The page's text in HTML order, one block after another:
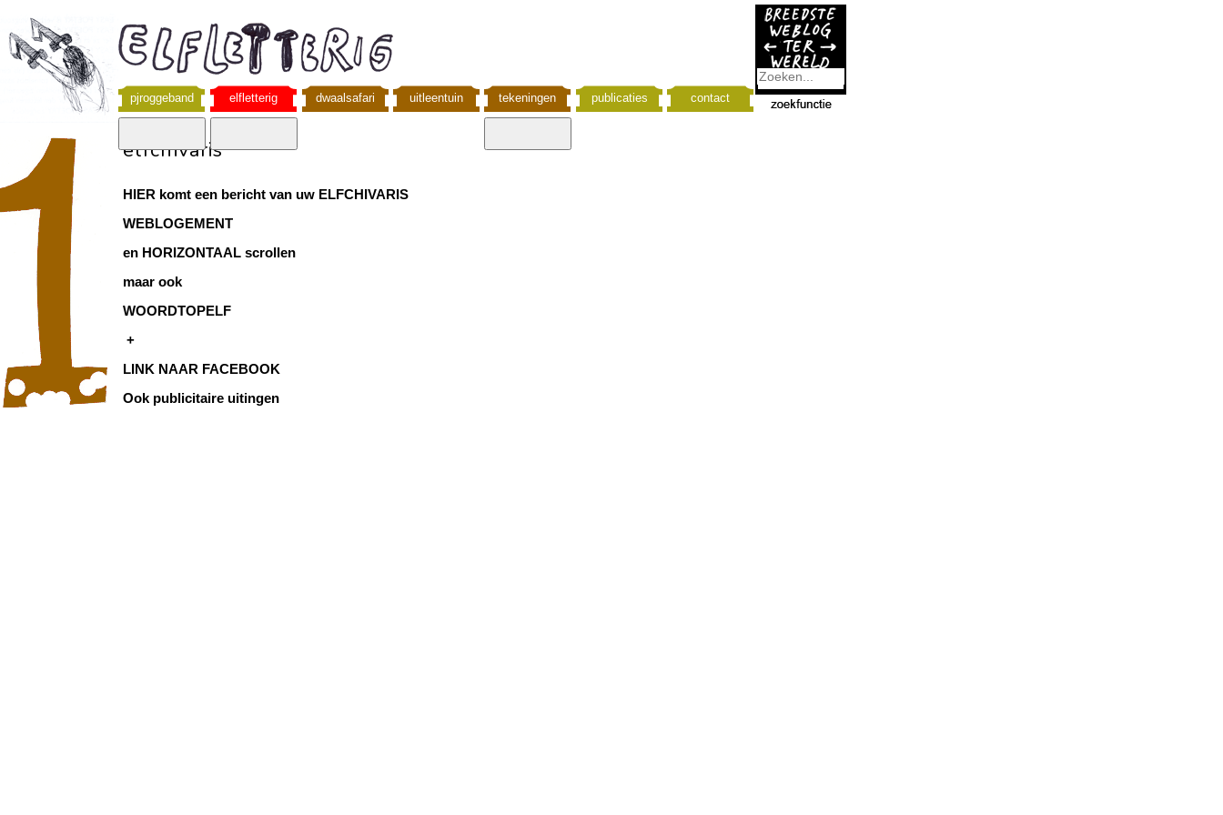
pjroggeband elfletterig dwaalsafari uitleentuin tekeningen publicaties contact
elfchivaris
HIER komt een bericht van uw ELFCHIVARIS
WEBLOGEMENT
en HORIZONTAAL scrollen
maar ook
WOORDTOPELF
+
LINK NAAR FACEBOOK
Ook publicitaire uitingen